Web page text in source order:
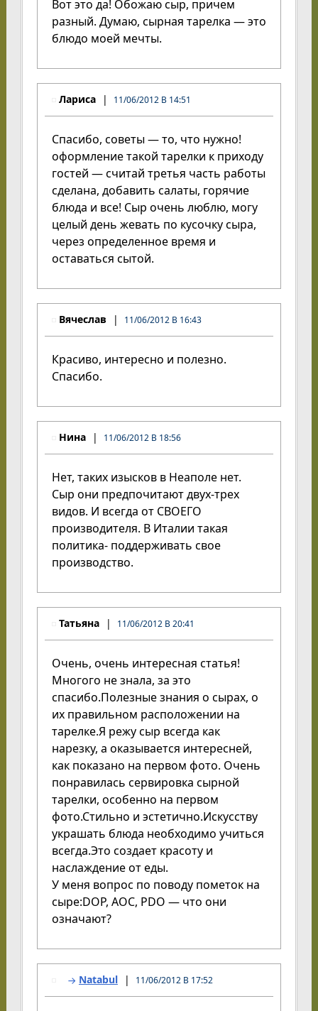
Вот это да! Обожаю сыр, причем
разный. Думаю, сырная тарелка — это
блюдо моей мечты.
Лариса 11/06/2012 В 14:51
Спасибо, советы — то, что нужно!
оформление такой тарелки к приходу
гостей — считай третья часть работы
сделана, добавить салаты, горячие
блюда и все! Сыр очень люблю, могу
целый день жевать по кусочку сыра,
через определенное время и
оставаться сытой.
Вячеслав 11/06/2012 В 16:43
Красиво, интересно и полезно.
Спасибо.
Нина 11/06/2012 В 18:56
Нет, таких изысков в Неаполе нет.
Сыр они предпочитают двух-трех
видов. И всегда от СВОЕГО
производителя. В Италии такая
политика- поддерживать свое
производство.
Татьяна 11/06/2012 В 20:41
Очень, очень интересная статья!
Многого не знала, за это
спасибо.Полезные знания о сырах, о
их правильном расположении на
тарелке.Я режу сыр всегда как
нарезку, а оказывается интересней,
как показано на первом фото. Очень
понравилась сервировка сырной
тарелки, особенно на первом
фото.Стильно и эстетично.Искусству
украшать блюда необходимо учиться
всегда.Это создает красоту и
наслаждение от еды.
У меня вопрос по поводу пометок на
сыре:DOP, AOC, PDO — что они
означают?
Natabul 11/06/2012 В 17:52